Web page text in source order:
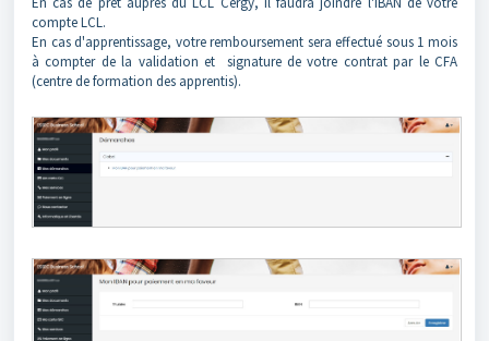
compte LCL.
En cas d'apprentissage, votre remboursement sera effectué sous 1 mois
à compter de la validation et signature de votre contrat par le CFA
(centre de formation des apprentis).